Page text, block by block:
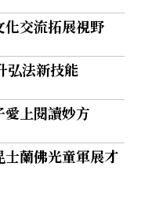
交流拓展視野
法新技能
上閱讀妙方
蘭佛光童軍展才